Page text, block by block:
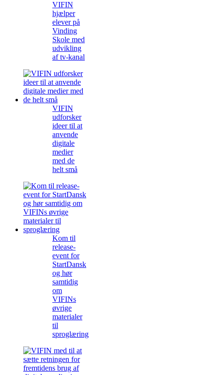
VIFIN
hjælper
elever på
Vinding
Skole med
udvikling
af tv-kanal
VIFIN
udforsker
ideer til at
anvende
digitale
medier
med de
helt små
Kom til
release-
event for
StartDansk
og hør
samtidig
om
VIFINs
øvrige
materialer
til
sproglæring